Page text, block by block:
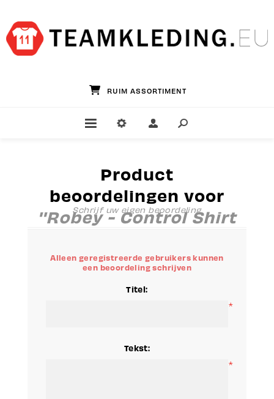
RUIM ASSORTIMENT
Product
beoordelingen voor
Robey - Control Shirt
Schrijf uw eigen beoordeling
Alleen geregistreerde gebruikers kunnen
een beoordeling schrijven
Titel:
*
Tekst:
*